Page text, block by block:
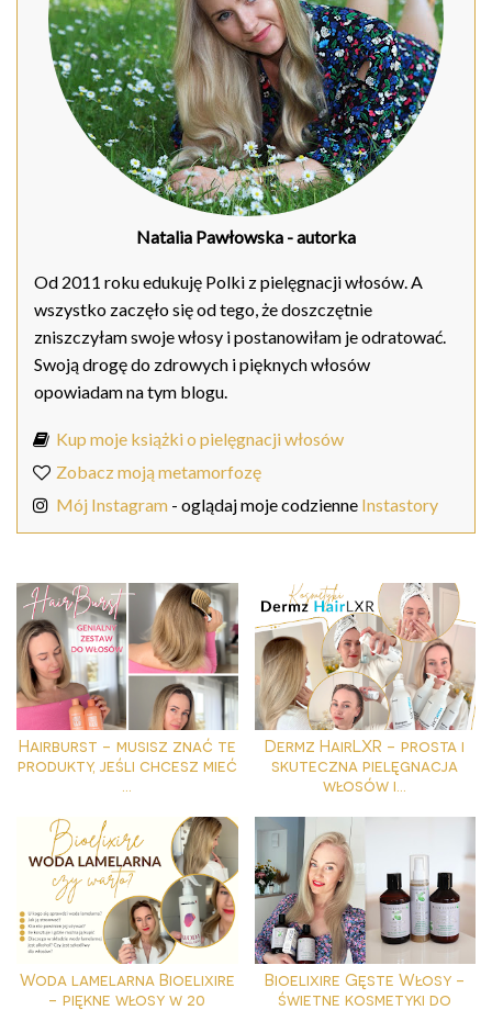
Natalia Pawłowska - autorka
Od 2011 roku edukuję Polki z pielęgnacji włosów. A
wszystko zaczęło się od tego, że doszczętnie
zniszczyłam swoje włosy i postanowiłam je odratować.
Swoją drogę do zdrowych i pięknych włosów
opowiadam na tym blogu.
Kup moje książki o pielęgnacji włosów
Zobacz moją metamorfozę
Mój Instagram - oglądaj moje codzienne Instastory
Hairburst - musisz znać te
produkty, jeśli chcesz mieć
Dermz HairLXR - prosta i
skuteczna pielęgnacja
włosów i...
Woda lamelarna Bioelixire
- piękne włosy w 20
Bioelixire Gęste Włosy -
świetne kosmetyki do